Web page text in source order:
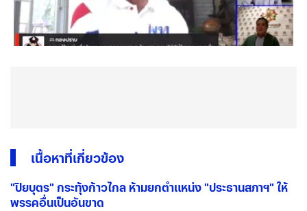
เนื้อหาที่เกี่ยวข้อง
"ปิยบุตร" กระทุ้งก้าวไกล ห้ามยกตำแหน่ง "ประธานสภาฯ" ให้
พรรคอื่นเป็นอันขาด